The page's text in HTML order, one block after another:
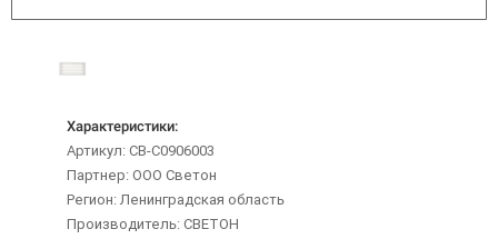
Характеристики:
Артикул: CB-C0906003
Партнер: ООО Светон
Регион: Ленинградская область
Производитель: СВЕТОН